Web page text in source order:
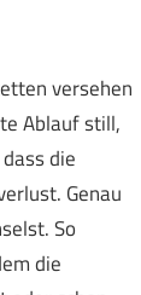
versehen
Ablauf still,
die
Genau
So
die